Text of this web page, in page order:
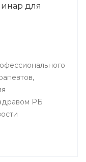
для
РБ